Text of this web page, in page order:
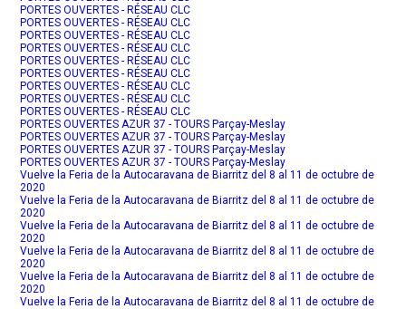
PORTES OUVERTES - RÉSEAU CLC
PORTES OUVERTES - RÉSEAU CLC
PORTES OUVERTES - RÉSEAU CLC
PORTES OUVERTES - RÉSEAU CLC
PORTES OUVERTES - RÉSEAU CLC
PORTES OUVERTES - RÉSEAU CLC
PORTES OUVERTES - RÉSEAU CLC
PORTES OUVERTES - RÉSEAU CLC
PORTES OUVERTES - RÉSEAU CLC
PORTES OUVERTES AZUR 37 - TOURS Parçay-Meslay
PORTES OUVERTES AZUR 37 - TOURS Parçay-Meslay
PORTES OUVERTES AZUR 37 - TOURS Parçay-Meslay
PORTES OUVERTES AZUR 37 - TOURS Parçay-Meslay
Vuelve la Feria de la Autocaravana de Biarritz del 8 al 11 de octubre de
2020
Vuelve la Feria de la Autocaravana de Biarritz del 8 al 11 de octubre de
2020
Vuelve la Feria de la Autocaravana de Biarritz del 8 al 11 de octubre de
2020
Vuelve la Feria de la Autocaravana de Biarritz del 8 al 11 de octubre de
2020
Vuelve la Feria de la Autocaravana de Biarritz del 8 al 11 de octubre de
2020
Vuelve la Feria de la Autocaravana de Biarritz del 8 al 11 de octubre de